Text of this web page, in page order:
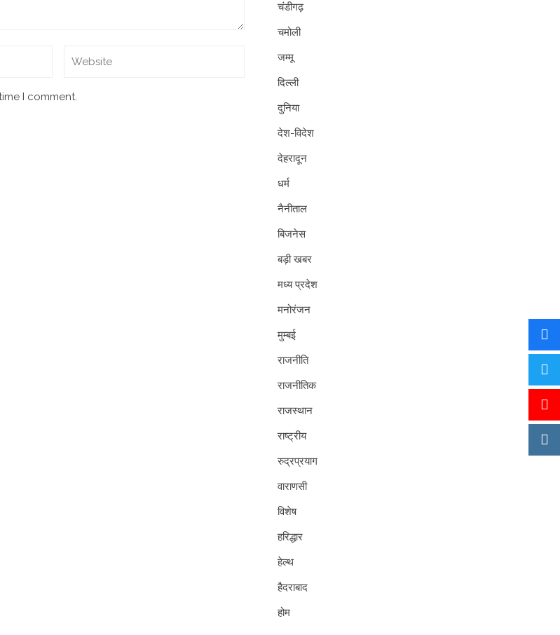
I comment.
चंडीगढ़
चमोली
जम्मू
दिल्ली
दुनिया
देश-विदेश
देहरादून
धर्म
नैनीताल
बिजनेस
बड़ी खबर
मध्य प्रदेश
मनोरंजन
मुम्बई
राजनीति
राजनीतिक
राजस्थान
राष्ट्रीय
रुद्रप्रयाग
वाराणसी
विशेष
हरिद्धार
हेल्थ
हैदराबाद
होम